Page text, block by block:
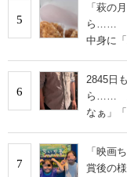
5
「萩の
ら…… 「
中身に
6
2845日
ら…… 親
なぁ」
7
「映画
賞後の